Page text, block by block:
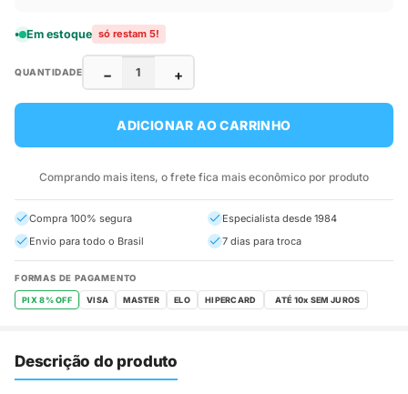
Em estoque só restam 5!
QUANTIDADE − +
ADICIONAR AO CARRINHO
Comprando mais itens, o frete fica mais econômico por produto
Compra 100% segura
Especialista desde 1984
Envio para todo o Brasil
7 dias para troca
FORMAS DE PAGAMENTO
PIX 8% OFF VISA MASTER ELO HIPERCARD
Descrição do produto